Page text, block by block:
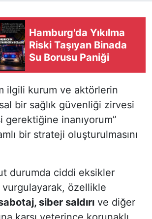
Hamburg'da Yıkılma
Riski Taşıyan Binada
Su Borusu Paniği
ilgili kurum ve aktörlerin
bir sağlık güvenliği zirvesi
gerektiğine inanıyorum”
bir strateji oluşturulmasını
durumda ciddi eksikler
özellikle
siber saldırıve diğer